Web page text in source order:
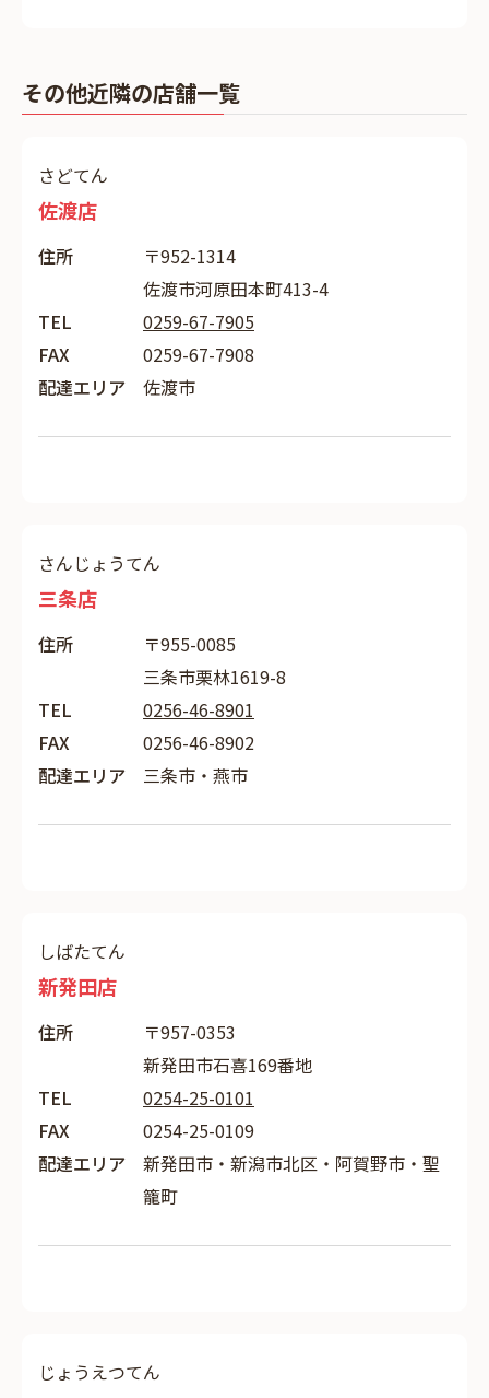
その他近隣の店舗一覧
さどてん
佐渡店
住所
〒952-1314
佐渡市河原田本町413-4
TEL
0259-67-7905
FAX
0259-67-7908
配達エリア
佐渡市
さんじょうてん
三条店
住所
〒955-0085
三条市栗林1619-8
TEL
0256-46-8901
FAX
0256-46-8902
配達エリア
三条市・燕市
しばたてん
新発田店
住所
〒957-0353
新発田市石喜169番地
TEL
0254-25-0101
FAX
0254-25-0109
配達エリア
新発田市・新潟市北区・阿賀野市・聖
籠町
じょうえつてん